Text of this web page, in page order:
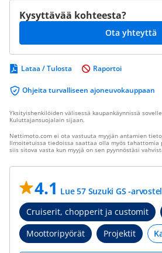
Kysyttävää kohteesta?
Ota yhteyttä
Lataa / Tulosta
Ohjeita turvalliseen ajoneuvokauppaan
Raportoi
Yksityishenkilöiden välisessä kaupankäynnissä
Kuluttajansuojalain sijaan.
Nettimoto.com ei ota vastuuta myyjän antamien
Ilmoitetuissa tiedoissa saattaa olla myös
siis sitova vasta kun myyjä on sen pyynnöstäsi
4.1 Lue 57 Suzuki GS -
Cruiserit, chopperit ja customit
Moottoripyörät
Projektit